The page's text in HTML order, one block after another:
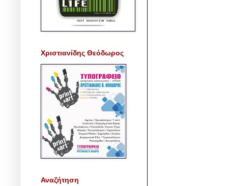
Χριστιανίδης Θεόδωρος
Αναζήτηση